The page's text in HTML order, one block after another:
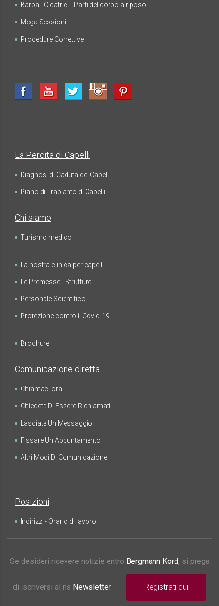
Barba - Cicatrici - Parti del corpo a riposo
Mega Sessioni
Procedure Correttive
La Perdita di Capelli
Diagnosi di Caduta dei Capelli
Piano di Trapianto di Capelli
Chi siamo
Turismo medico
La nostra clinica per capelli
Le Premesse - Strutture
Personale Scientifico
Protezione contro il Covid-19
Brochure
Comunicazione diretta
Chiamaci ora
Chiedete Di Essere Richiamati
Lasciate Un Messaggio
Fissare Un Appuntamento
Altri Modi Di Comunicazione
Posizioni
Indirizzi - Orario di lavoro
Se desideri ricevere notizie entro Bergmann Kord, si prega
di iscriversi al ns Newsletter. Registrati qui